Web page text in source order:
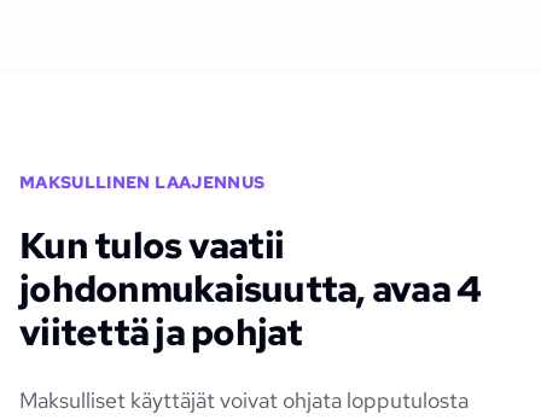
MAKSULLINEN LAAJENNUS
Kun tulos vaatii
johdonmukaisuutta, avaa 4
viitettä ja pohjat
Maksulliset käyttäjät voivat ohjata lopputulosta